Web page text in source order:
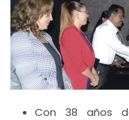
Con 38 años